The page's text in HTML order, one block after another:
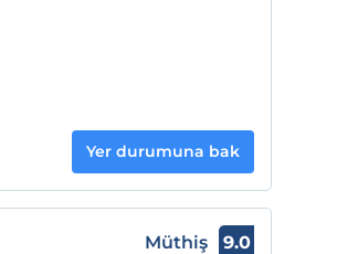
Yer durumuna bak
Müthiş 9.0